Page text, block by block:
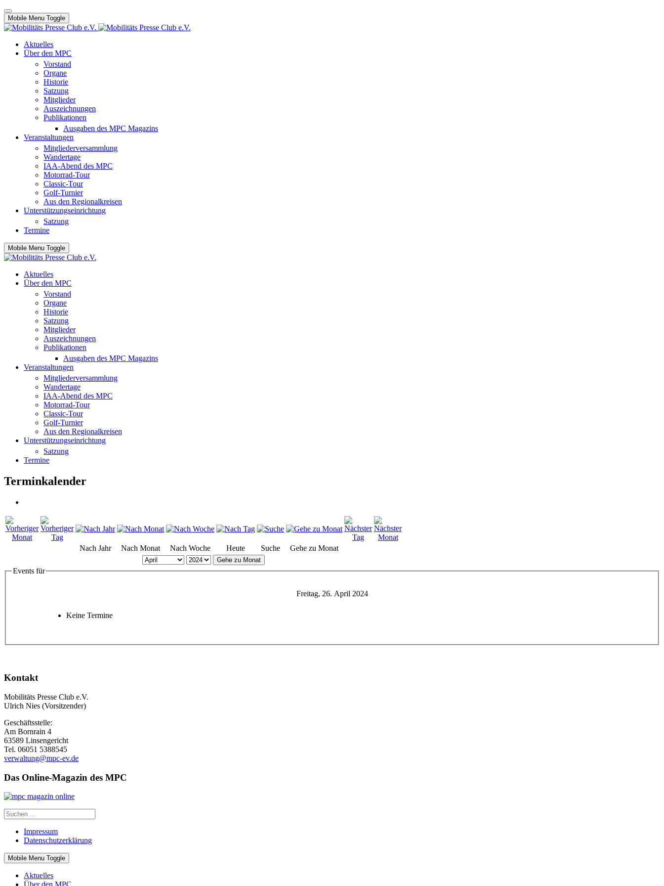
Mobile Menu Toggle
Aktuelles
Über den MPC
Vorstand
Organe
Historie
Satzung
Mitglieder
Auszeichnungen
Publikationen
Ausgaben des MPC Magazins
Veranstaltungen
Mitgliederversammlung
Wandertage
IAA-Abend des MPC
Motorrad-Tour
Classic-Tour
Golf-Turnier
Aus den Regionalkreisen
Unterstützungseinrichtung
Satzung
Termine
Mobile Menu Toggle
Aktuelles
Über den MPC
Vorstand
Organe
Historie
Satzung
Mitglieder
Auszeichnungen
Publikationen
Ausgaben des MPC Magazins
Veranstaltungen
Mitgliederversammlung
Wandertage
IAA-Abend des MPC
Motorrad-Tour
Classic-Tour
Golf-Turnier
Aus den Regionalkreisen
Unterstützungseinrichtung
Satzung
Termine
Terminkalender
Nach Jahr Nach Monat Nach Woche Heute Suche Gehe zu Monat
Gehe zu Monat
Events für
Freitag, 26. April 2024
Keine Termine
Kontakt
Mobilitäts Presse Club e.V.
Ulrich Nies (Vorsitzender)
Geschäftsstelle:
Am Bornrain 4
63589 Linsengericht
Tel. 06051 5388545
verwaltung@mpc-ev.de
Das Online-Magazin des MPC
Impressum
Datenschutzerklärung
Mobile Menu Toggle
Aktuelles